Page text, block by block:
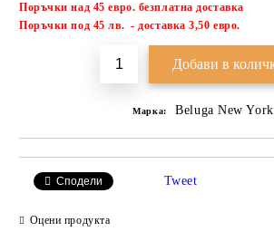
Поръчки над 45 евро. безплатна доставка
Поръчки под 45 лв. - доставка 3,50 евро.
Марка: Beluga New York
Сподели Tweet
Оцени продукта